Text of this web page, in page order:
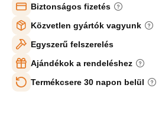
Biztonságos fizetés
Közvetlen gyártók vagyunk
Egyszerű felszerelés
Ajándékok a rendeléshez
Termékcsere 30 napon belül